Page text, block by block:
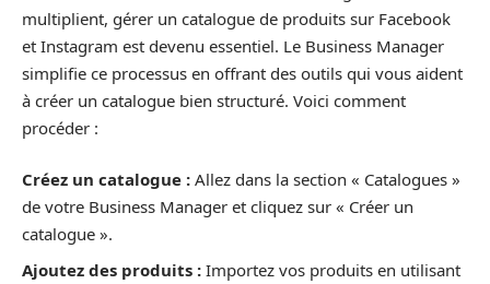
multiplient, gérer un catalogue de produits sur Facebook
et Instagram est devenu essentiel. Le Business Manager
simplifie ce processus en offrant des outils qui vous aident
à créer un catalogue bien structuré. Voici comment
procéder :
Créez un catalogue : Allez dans la section « Catalogues »
de votre Business Manager et cliquez sur « Créer un
catalogue ».
Ajoutez des produits : Importez vos produits en utilisant